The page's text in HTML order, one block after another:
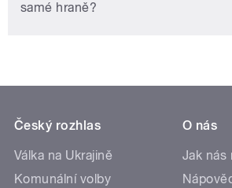
samé hraně?
Český rozhlas
Válka na Ukrajině
Komunální volby
O nás
Jak nás